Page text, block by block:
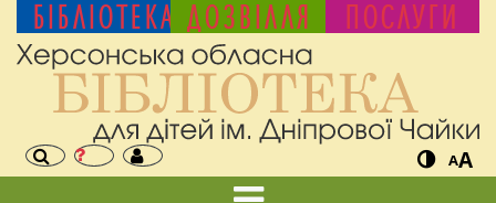
БІБЛІОТЕКА ДОЗВІЛЛЯ ПОСЛУГИ
AA